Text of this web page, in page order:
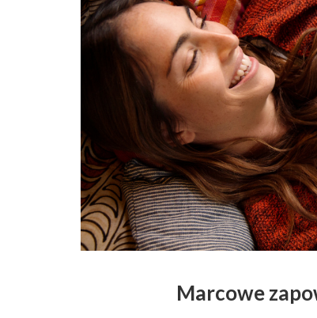
Marcowe